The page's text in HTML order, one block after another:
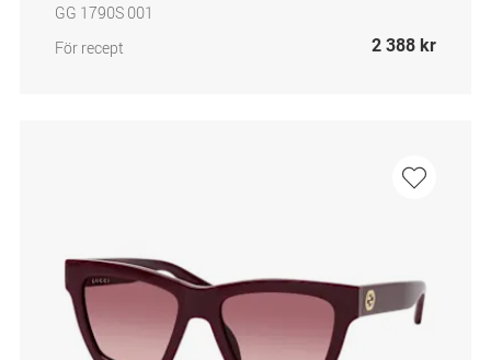
GG 1790S 001
För recept
2 388 kr